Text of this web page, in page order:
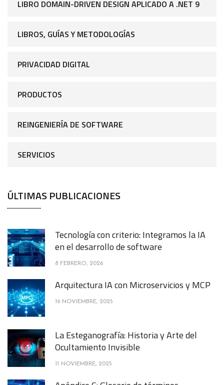
LIBRO DOMAIN-DRIVEN DESIGN APLICADO A .NET 9
LIBROS, GUÍAS Y METODOLOGÍAS
PRIVACIDAD DIGITAL
PRODUCTOS
REINGENIERÍA DE SOFTWARE
SERVICIOS
ÚLTIMAS PUBLICACIONES
Tecnología con criterio: Integramos la IA
en el desarrollo de software
8 FEBRERO, 2026
Arquitectura IA con Microservicios y MCP
19 NOVIEMBRE, 2025
La Esteganografía: Historia y Arte del
Ocultamiento Invisible
11 NOVIEMBRE, 2025